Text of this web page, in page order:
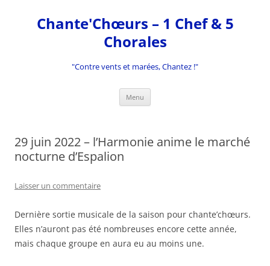
contenuChante'Chœurs – 1 Chef & 5
Chorales
"Contre vents et marées, Chantez !"
Menu
29 juin 2022 – l’Harmonie anime le marché
nocturne d’Espalion
Laisser un commentaire
Dernière sortie musicale de la saison pour chante’chœurs.
Elles n’auront pas été nombreuses encore cette année,
mais chaque groupe en aura eu au moins une.